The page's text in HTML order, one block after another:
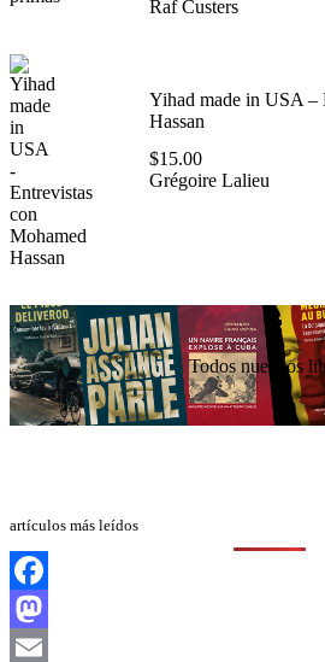
Raf Custers
Yihad made in USA –
Hassan
$15.00
Grégoire Lalieu
Todos nuestros
artículos más leídos
Facebook
Mastodon